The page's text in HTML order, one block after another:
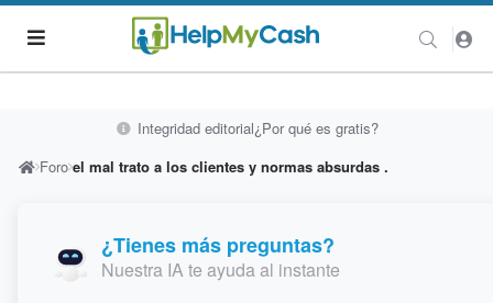
Integridad editorial¿Por qué es gratis?
Foro el mal trato a los clientes y normas absurdas .
¿Tienes más preguntas?
Nuestra IA te ayuda al instante